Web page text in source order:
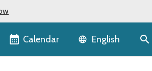
Calendar Language
English